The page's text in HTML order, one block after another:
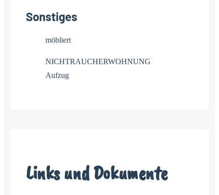
Sonstiges
möbliert
NICHTRAUCHERWOHNUNG
Aufzug
Links und Dokumente